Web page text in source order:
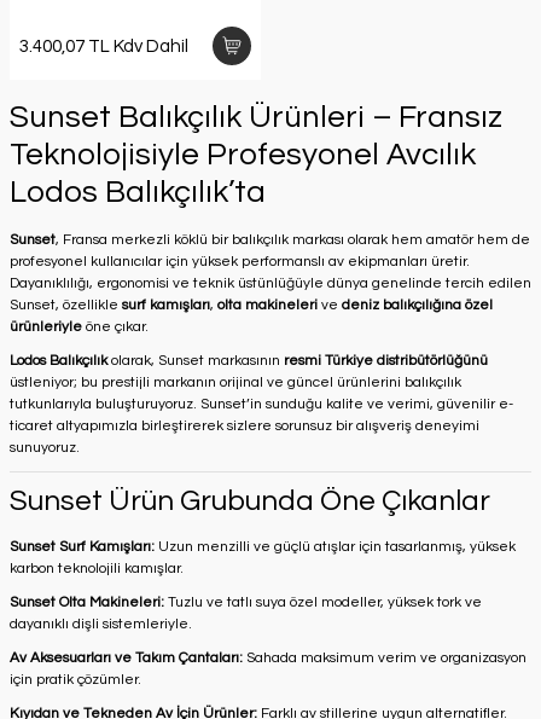
3.400,07 TL Kdv Dahil
Sunset Balıkçılık Ürünleri – Fransız
Teknolojisiyle Profesyonel Avcılık
Lodos Balıkçılık’ta
Sunset, Fransa merkezli köklü bir balıkçılık markası olarak hem amatör hem de
profesyonel kullanıcılar için yüksek performanslı av ekipmanları üretir.
Dayanıklılığı, ergonomisi ve teknik üstünlüğüyle dünya genelinde tercih edilen
Sunset, özellikle surf kamışları, olta makineleri ve deniz balıkçılığına özel
ürünleriyle öne çıkar.
Lodos Balıkçılıkolarak, Sunset markasının resmi Türkiye distribütörlüğünü
üstleniyor; bu prestijli markanın orijinal ve güncel ürünlerini balıkçılık
tutkunlarıyla buluşturuyoruz. Sunset’in sunduğu kalite ve verimi, güvenilir e-
ticaret altyapımızla birleştirerek sizlere sorunsuz bir alışveriş deneyimi
sunuyoruz.
Sunset Ürün Grubunda Öne Çıkanlar
Sunset Surf Kamışları: Uzun menzilli ve güçlü atışlar için tasarlanmış, yüksek
karbon teknolojili kamışlar.
Sunset Olta Makineleri: Tuzlu ve tatlı suya özel modeller, yüksek tork ve
dayanıklı dişli sistemleriyle.
Av Aksesuarları ve Takım Çantaları: Sahada maksimum verim ve organizasyon
için pratik çözümler.
Kıyıdan ve Tekneden Av İçin Ürünler: Farklı av stillerine uygun alternatifler.